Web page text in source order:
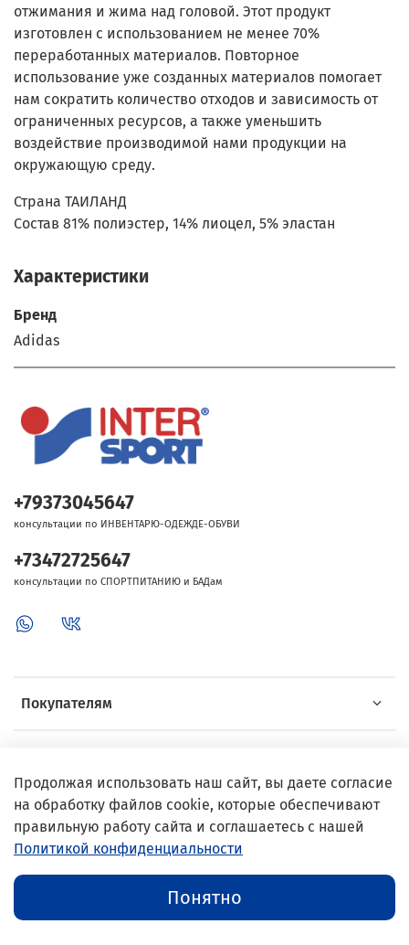
отжимания и жима над головой. Этот продукт
изготовлен с использованием не менее 70%
переработанных материалов. Повторное
использование уже созданных материалов помогает
нам сократить количество отходов и зависимость от
ограниченных ресурсов, а также уменьшить
воздействие производимой нами продукции на
окружающую среду.
Страна ТАИЛАНД
Состав 81% полиэстер, 14% лиоцел, 5% эластан
Характеристики
Бренд
Adidas
Покупателям
Выгодные предложения
+79373045647
консультации по ИНВЕНТАРЮ-ОДЕЖДЕ-ОБУВИ
+73472725647
консультации по СПОРТПИТАНИЮ и БАДам
© 2002–2024 InterSport
Продолжая использовать наш сайт, вы даете согласие
на обработку файлов cookie, которые обеспечивают
правильную работу сайта и соглашаетесь с нашей
Политикой конфиденциальности
Понятно